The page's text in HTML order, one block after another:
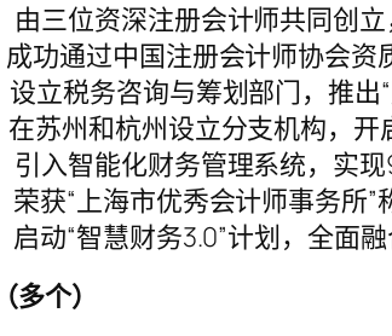
由三位资深注册会计师共同创
功通过中国注册会计师协会资
设立税务咨询与筹划部门，推出
在苏州和杭州设立分支机构，开
引入智能化财务管理系统，实
荣获“上海市优秀会计师事务所”
启动“智慧财务3.0”计划，全面
个）